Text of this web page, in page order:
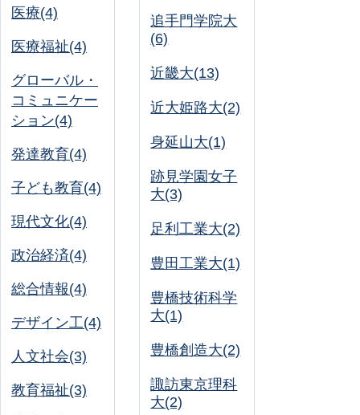
医療(4)
医療福祉(4)
グローバル・
コミュニケー
ション(4)
発達教育(4)
子ども教育(4)
現代文化(4)
政治経済(4)
総合情報(4)
デザイン工(4)
人文社会(3)
教育福祉(3)
追手門学院大
(6)
近畿大(13)
近大姫路大(2)
身延山大(1)
跡見学園女子
大(3)
足利工業大(2)
豊田工業大(1)
豊橋技術科学
大(1)
豊橋創造大(2)
諏訪東京理科
大(2)